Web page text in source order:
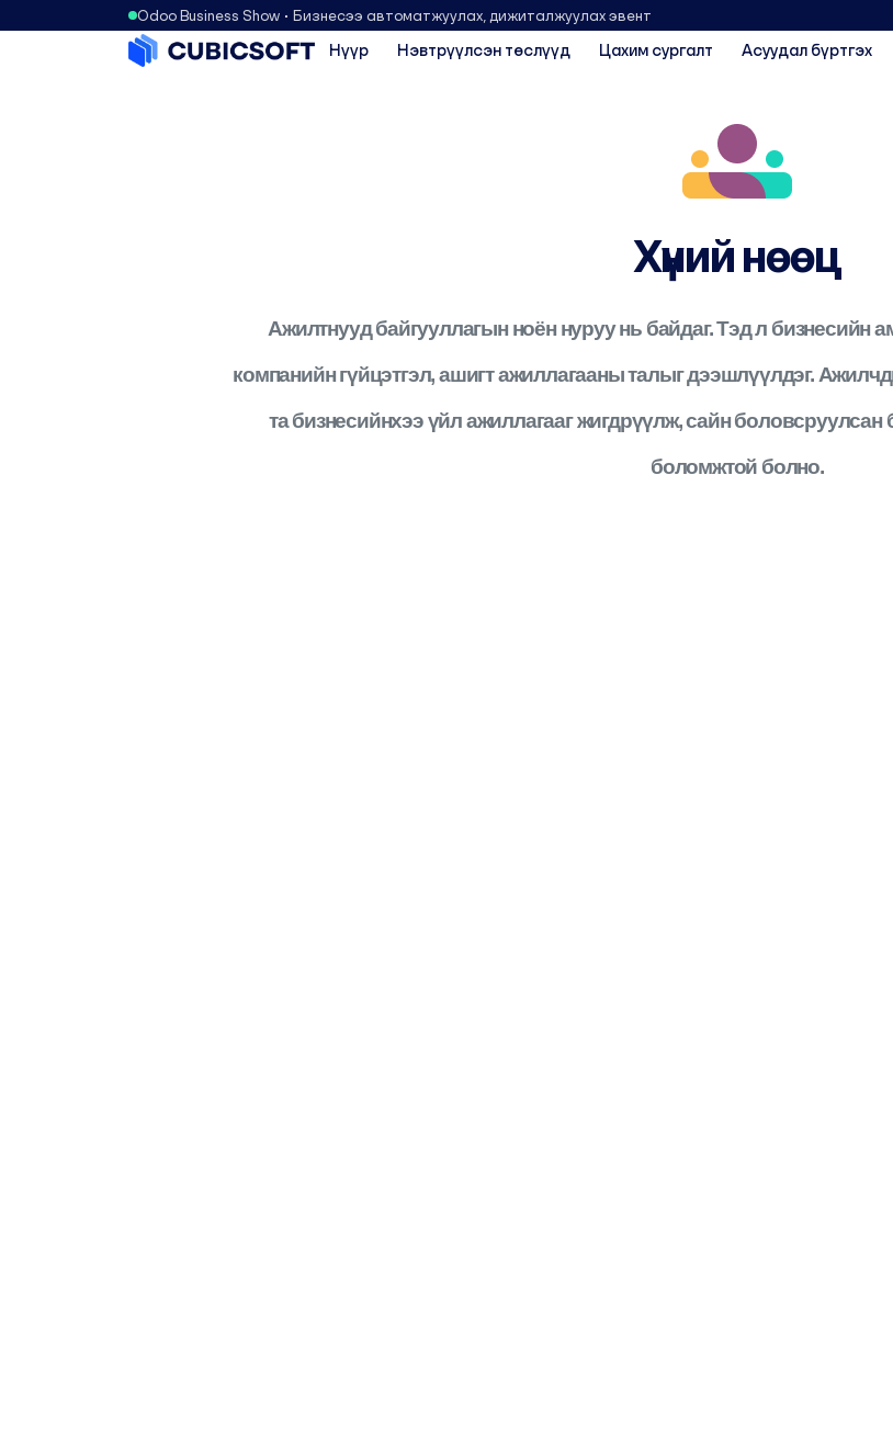
Odoo Business Show • Бизнесээ автоматжуулах, дижиталжуулах эвент
Нүүр Нэвтрүүлсэн төслүүд Цахим сургалт Асуудал бүртгэх
Хүний нөөц
Ажилтнууд байгууллагын ноён нуруу нь байдаг. Тэд л бизнесийн
компанийн гүйцэтгэл, ашигт ажиллагааны талыг дээшлүүлдэг.
та бизнесийнхээ үйл ажиллагааг жигдрүүлж, сайн боловсруулсан
боломжтой болно.